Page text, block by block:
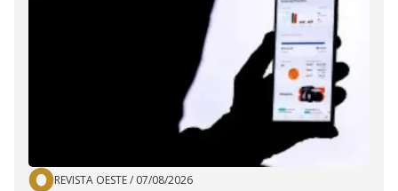
REVISTA OESTE/ 07/08/2026